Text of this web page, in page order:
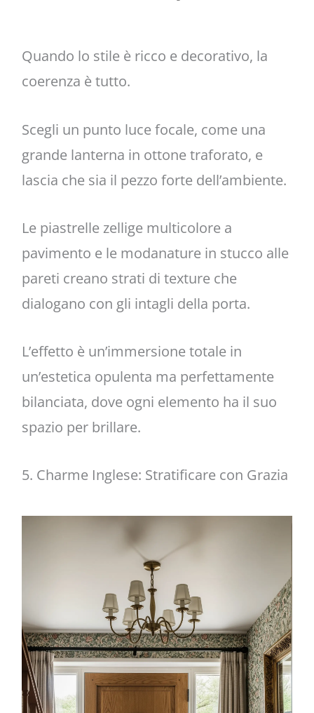
Quando lo stile è ricco e decorativo, la
coerenza è tutto.
Scegli un punto luce focale, come una
grande lanterna in ottone traforato, e
lascia che sia il pezzo forte dell’ambiente.
Le piastrelle zellige multicolore a
pavimento e le modanature in stucco alle
pareti creano strati di texture che
dialogano con gli intagli della porta.
L’effetto è un’immersione totale in
un’estetica opulenta ma perfettamente
bilanciata, dove ogni elemento ha il suo
spazio per brillare.
5. Charme Inglese: Stratificare con Grazia